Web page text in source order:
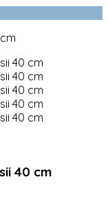
40 cm